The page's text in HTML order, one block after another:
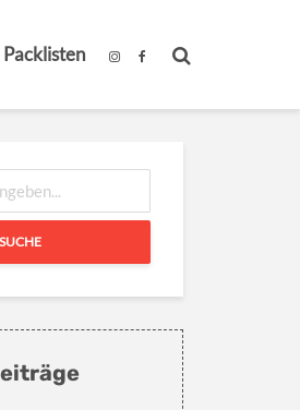
Packlisten
SUCHE